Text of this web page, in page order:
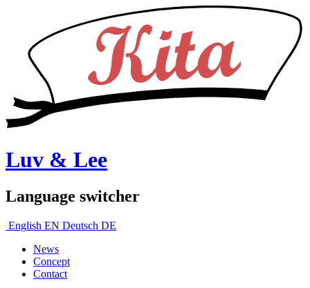
Luv & Lee
Language switcher
English EN Deutsch DE
News
Concept
Contact